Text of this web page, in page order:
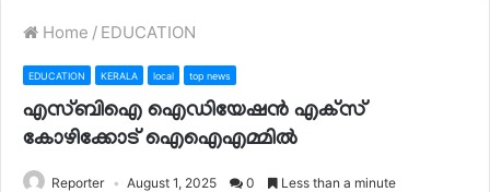
Home / EDUCATION
EDUCATION KERALA local top news
എസ്ബിഐ ഐഡിയേഷന്‍ എക്‌സ്
കോഴിക്കോട് ഐഐഎമ്മില്‍
Reporter August 1, 2025 0 Less than a minute